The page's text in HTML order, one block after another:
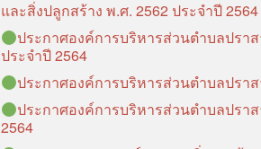
และสิ่งปลูกสร้าง พ.ศ. 2562 ประจำปี 2564
ประกาศองค์การบริหารส่วนตำบลปรา
ประจำปี 2564
ประกาศองค์การบริหารส่วนตำบลปรา
ประกาศองค์การบริหารส่วนตำบลปรา
2564